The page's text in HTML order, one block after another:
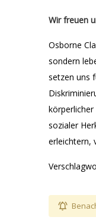
Wir freuen
Osborne
sondern
setzen uns
sozialer
erleichtern,